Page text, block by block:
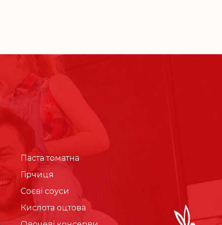
Паста томатна
Гірчиця
Соєві соуси
Кислота оцтова